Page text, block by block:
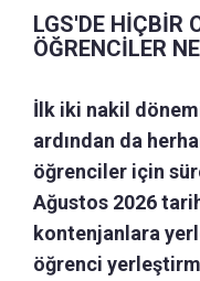
LGS'DE HİÇBİR
ÖĞRENCİLER
İlk iki nakil
ardından da
öğrenciler için
Ağustos 2026
kontenjanlara
öğrenci